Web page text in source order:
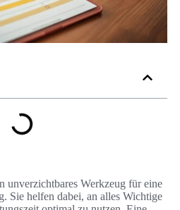
unverzichtbares Werkzeug für eine
Sie helfen dabei, an alles Wichtige